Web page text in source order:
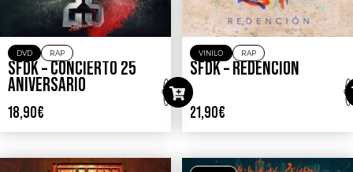
DVD RAP
SFDK – CONCIERTO 25
ANIVERSARIO
18,90€
VINILO RAP
SFDK – REDENCIÓN
21,90€